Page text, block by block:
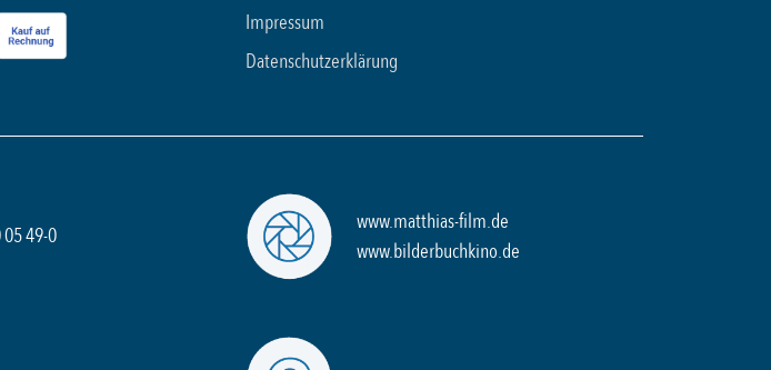
Impressum
Datenschutzerklärung
49-0
www.matthias-film.de
www.bilderbuchkino.de